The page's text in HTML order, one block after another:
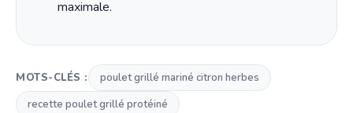
maximale.
MOTS-CLÉS :
poulet grillé mariné citron herbes
recette poulet grillé protéiné